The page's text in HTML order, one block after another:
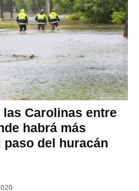
Carolinas entre
habrá más
del huracán